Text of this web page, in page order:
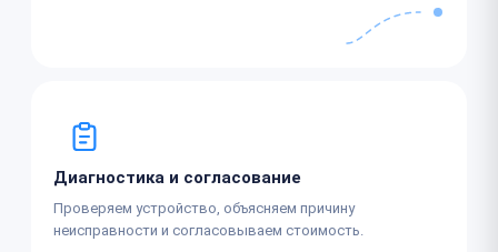
Диагностика и согласование
Проверяем устройство, объясняем причину
неисправности и согласовываем стоимость.